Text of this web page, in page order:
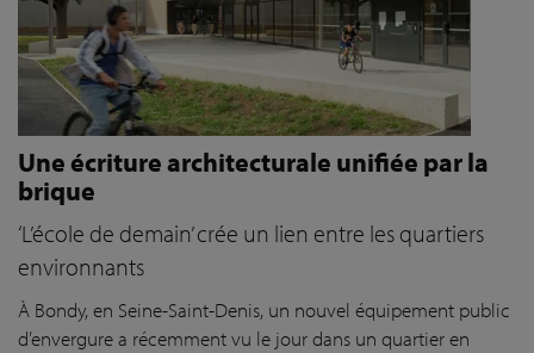
Une écriture architecturale unifiée par la
brique
‘L’école de demain’ crée un lien entre les quartiers
environnants
À Bondy, en Seine-Saint-Denis, un nouvel équipement public
d’envergure a récemment vu le jour dans un quartier en